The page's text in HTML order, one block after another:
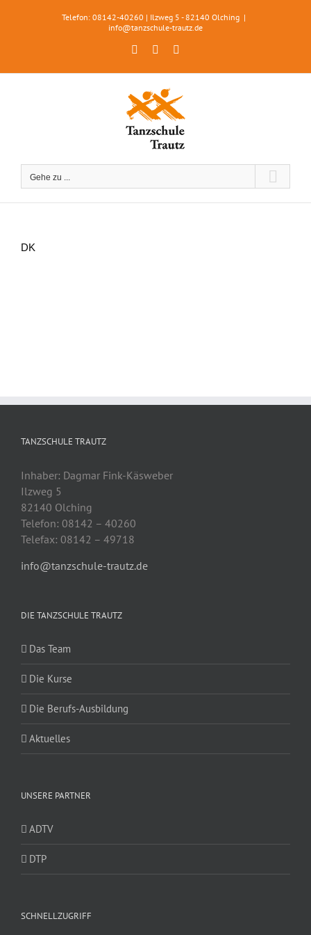
Telefon: 08142-40260 | Ilzweg 5 - 82140 Olching |
info@tanzschule-trautz.de
FacebookInstagram
Gehe zu ...
DK
TANZSCHULE TRAUTZ
Inhaber: Dagmar Fink-Käsweber
Ilzweg 5
82140 Olching
Telefon: 08142 – 40260
Telefax: 08142 – 49718
info@tanzschule-trautz.de
DIE TANZSCHULE TRAUTZ
Das Team
Die Kurse
Die Berufs-Ausbildung
Aktuelles
UNSERE PARTNER
ADTV
DTP
SCHNELLZUGRIFF